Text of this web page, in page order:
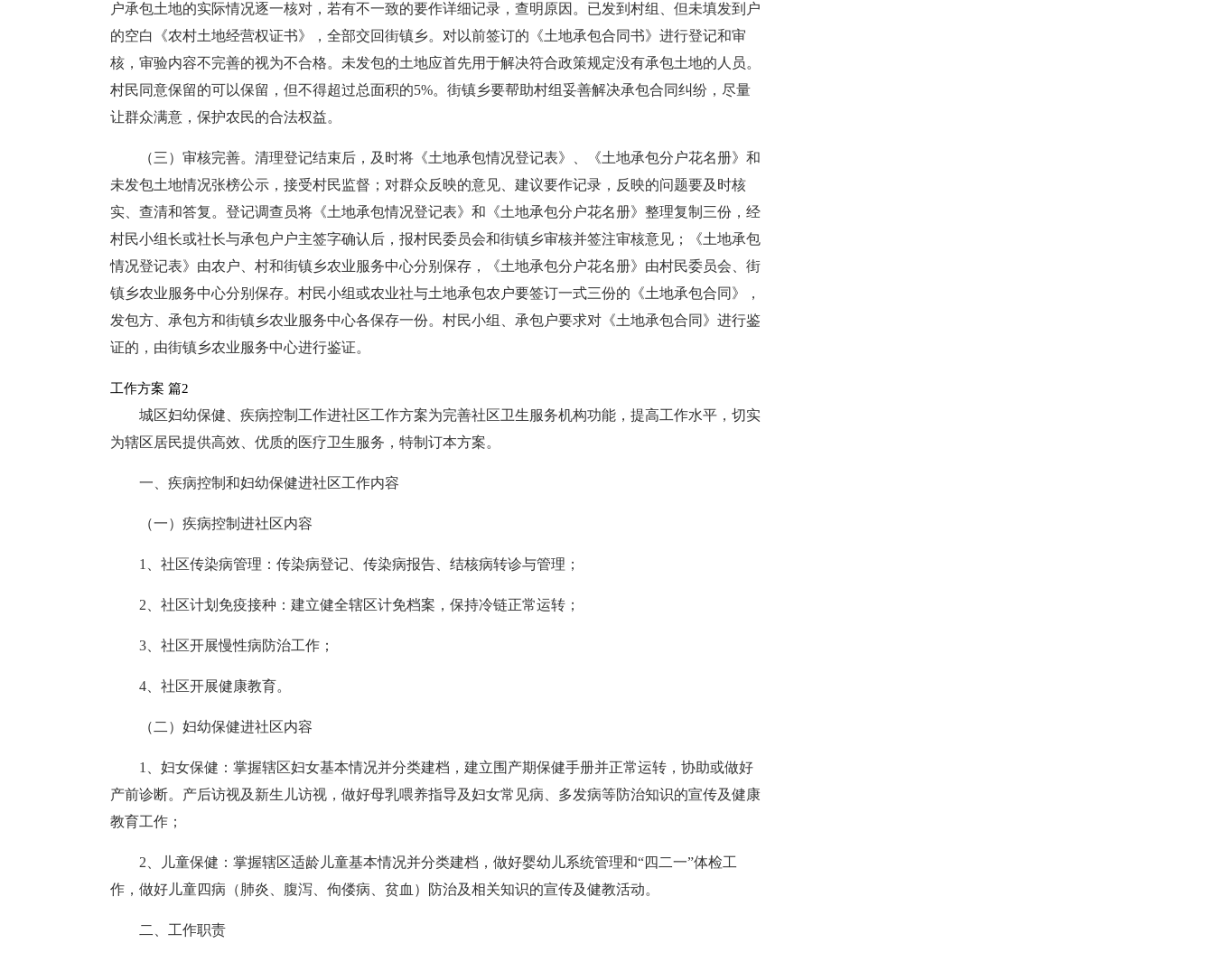
户承包土地的实际情况逐一核对，若有不一致的要作详细记录，查明原因。已发到村组、但未填发到户
的空白《农村土地经营权证书》，全部交回街镇乡。对以前签订的《土地承包合同书》进行登记和审
核，审验内容不完善的视为不合格。未发包的土地应首先用于解决符合政策规定没有承包土地的人员。
村民同意保留的可以保留，但不得超过总面积的5%。街镇乡要帮助村组妥善解决承包合同纠纷，尽量
让群众满意，保护农民的合法权益。
（三）审核完善。清理登记结束后，及时将《土地承包情况登记表》、《土地承包分户花名册》和
未发包土地情况张榜公示，接受村民监督；对群众反映的意见、建议要作记录，反映的问题要及时核
实、查清和答复。登记调查员将《土地承包情况登记表》和《土地承包分户花名册》整理复制三份，经
村民小组长或社长与承包户户主签字确认后，报村民委员会和街镇乡审核并签注审核意见；《土地承包
情况登记表》由农户、村和街镇乡农业服务中心分别保存，《土地承包分户花名册》由村民委员会、街
镇乡农业服务中心分别保存。村民小组或农业社与土地承包农户要签订一式三份的《土地承包合同》，
发包方、承包方和街镇乡农业服务中心各保存一份。村民小组、承包户要求对《土地承包合同》进行鉴
证的，由街镇乡农业服务中心进行鉴证。
工作方案 篇2
城区妇幼保健、疾病控制工作进社区工作方案为完善社区卫生服务机构功能，提高工作水平，切实
为辖区居民提供高效、优质的医疗卫生服务，特制订本方案。
一、疾病控制和妇幼保健进社区工作内容
（一）疾病控制进社区内容
1、社区传染病管理：传染病登记、传染病报告、结核病转诊与管理；
2、社区计划免疫接种：建立健全辖区计免档案，保持冷链正常运转；
3、社区开展慢性病防治工作；
4、社区开展健康教育。
（二）妇幼保健进社区内容
1、妇女保健：掌握辖区妇女基本情况并分类建档，建立围产期保健手册并正常运转，协助或做好
产前诊断。产后访视及新生儿访视，做好母乳喂养指导及妇女常见病、多发病等防治知识的宣传及健康
教育工作；
2、儿童保健：掌握辖区适龄儿童基本情况并分类建档，做好婴幼儿系统管理和“四二一”体检工
作，做好儿童四病（肺炎、腹泻、佝偻病、贫血）防治及相关知识的宣传及健教活动。
二、工作职责